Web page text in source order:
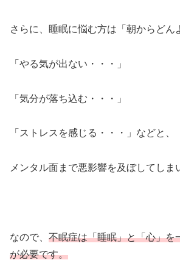
さらに、睡眠に悩む方は「朝からどん
「やる気が出ない・・・」
「気分が落ち込む・・・」
「ストレスを感じる・・・」などと、
メンタル面まで悪影響を及ぼしてしま
なので、 不眠症は「睡眠」と「心」を
が必要です。